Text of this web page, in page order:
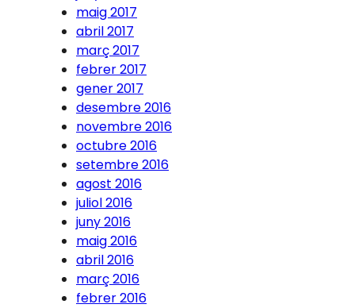
maig 2017
abril 2017
març 2017
febrer 2017
gener 2017
desembre 2016
novembre 2016
octubre 2016
setembre 2016
agost 2016
juliol 2016
juny 2016
maig 2016
abril 2016
març 2016
febrer 2016